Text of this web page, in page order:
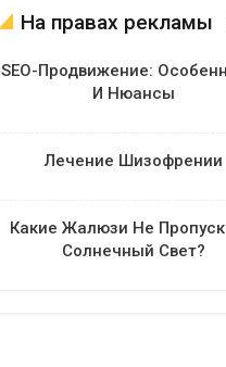
На правах рекламы
SEO-Продвижение:
И Нюансы
Лечение Шизофрении
Какие Жалюзи Не
Солнечный Свет?